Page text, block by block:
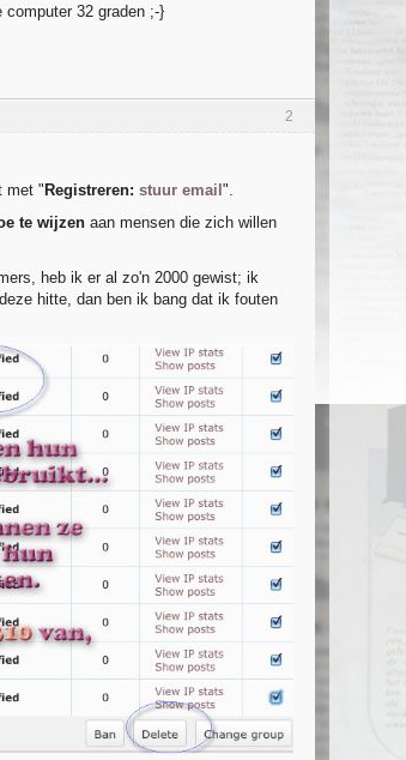
computer 32 graden ;-}
2
met "Registreren: stuur email ".
te wijzen aan mensen die zich willen
heb ik er al zo'n 2000 gewist; ik
hitte, dan ben ik bang dat ik fouten